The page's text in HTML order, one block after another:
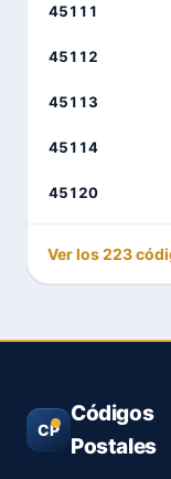
45111
45112
45113
45114
45120
Ver los 223
CP
Códigos
Postales